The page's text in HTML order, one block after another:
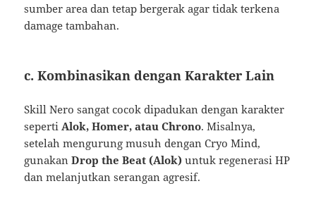
sumber area dan tetap bergerak agar tidak terkena
damage tambahan.
c. Kombinasikan dengan Karakter Lain
Skill Nero sangat cocok dipadukan dengan karakter
seperti Alok, Homer, atau Chrono. Misalnya,
setelah mengurung musuh dengan Cryo Mind,
gunakanDrop the Beat (Alok) untuk regenerasi HP
dan melanjutkan serangan agresif.